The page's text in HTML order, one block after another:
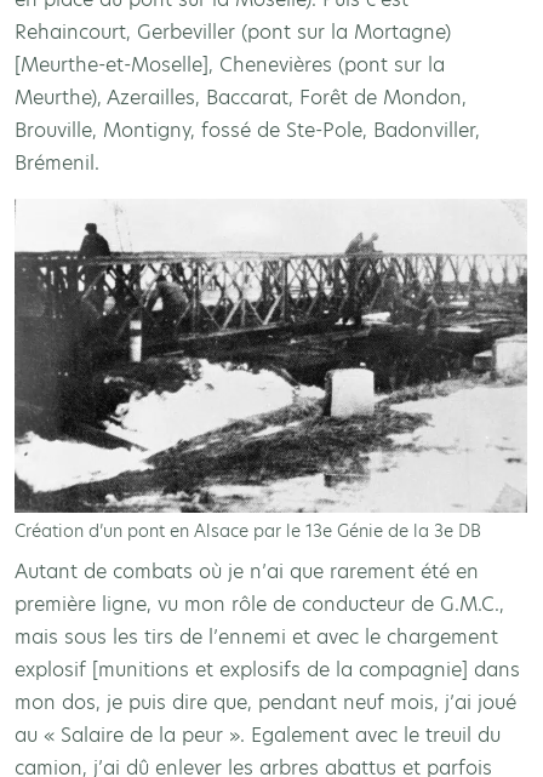
Rehaincourt, Gerbeviller (pont sur la Mortagne)
[Meurthe-et-Moselle], Chenevières (pont sur la
Meurthe), Azerailles, Baccarat, Forêt de Mondon,
Brouville, Montigny, fossé de Ste-Pole, Badonviller,
Brémenil.
Création d’un pont en Alsace par le 13e Génie de la 3e DB
Autant de combats où je n’ai que rarement été en
première ligne, vu mon rôle de conducteur de G.M.C.,
mais sous les tirs de l’ennemi et avec le chargement
explosif [munitions et explosifs de la compagnie] dans
mon dos, je puis dire que, pendant neuf mois, j’ai joué
au « Salaire de la peur ». Egalement avec le treuil du
camion, j’ai dû enlever les arbres abattus et parfois